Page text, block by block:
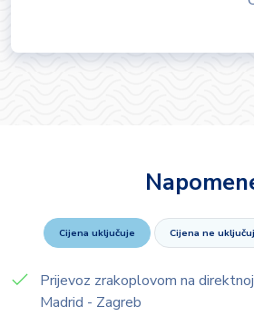
Cijena uključuje Cijena ne
Prijevoz zrakoplovom na
Madrid - Zagreb